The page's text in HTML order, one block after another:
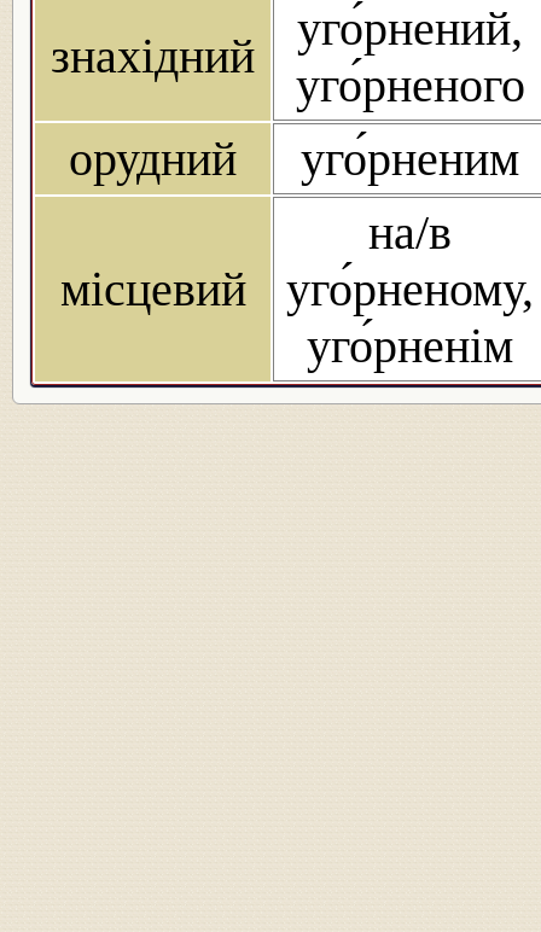
знахідний
уго́рнений,
уго́рненого
орудний
уго́рненим
місцевий
на/в
уго́рненому,
уго́рненім